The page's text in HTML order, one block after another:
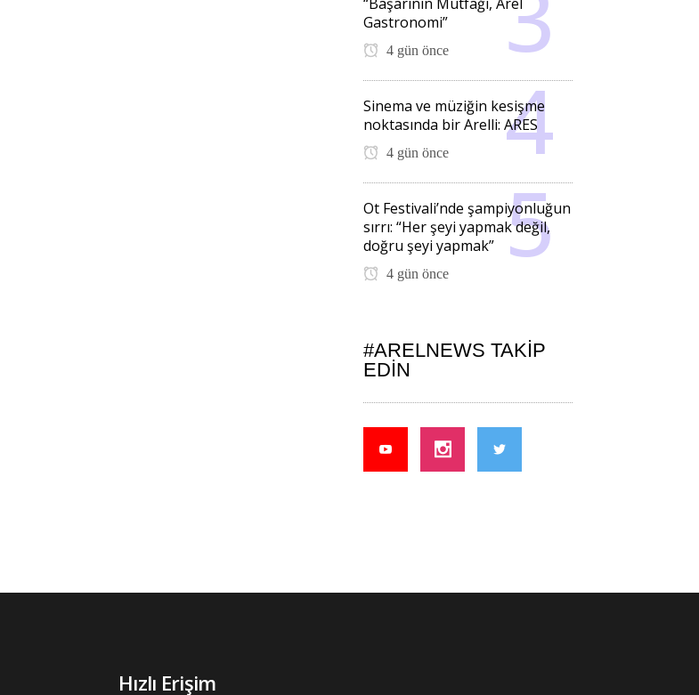
Gastronomi”
4 gün önce
Sinema ve müziğin kesişme
noktasında bir Arelli: ARES
4 gün önce
Ot Festivali’nde şampiyonluğun
sırrı: “Her şeyi yapmak değil,
doğru şeyi yapmak”
4 gün önce
#ARELNEWS TAKIP
EDIN
Hızlı Erişim